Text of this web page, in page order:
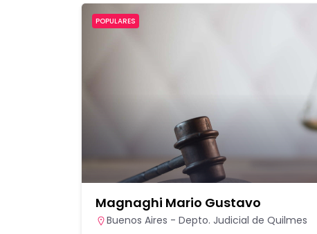
POPULARES
Magnaghi Mario Gustavo
Buenos Aires - Depto. Judicial de Quilmes